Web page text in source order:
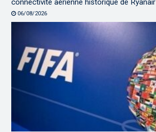
connectivité aérienne historique de Ryanair
06/08/2026